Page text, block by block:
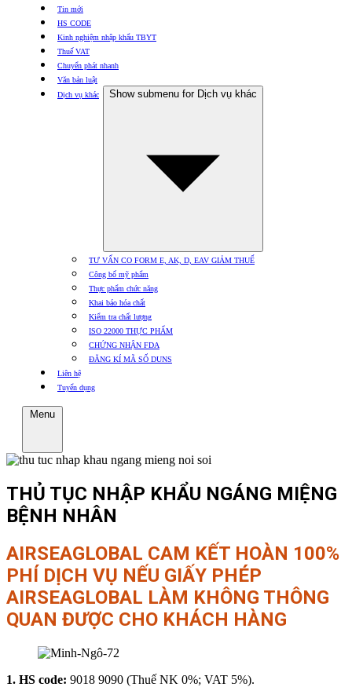
Tin mới
HS CODE
Kinh nghiệm nhập khẩu TBYT
Thuế VAT
Chuyển phát nhanh
Văn bản luật
Dịch vụ khác
Show submenu for Dịch vụ khác
TƯ VẤN CO FORM E, AK, D, EAV GIẢM THUẾ
Công bố mỹ phẩm
Thực phẩm chức năng
Khai báo hóa chất
Kiểm tra chất lượng
ISO 22000 THỰC PHẨM
CHỨNG NHẬN FDA
ĐĂNG KÍ MÃ SỐ DUNS
Liên hệ
Tuyển dụng
Menu
THỦ TỤC NHẬP KHẨU NGÁNG MIỆNG
BỆNH NHÂN
AIRSEAGLOBAL CAM KẾT HOÀN 100%
PHÍ DỊCH VỤ NẾU GIẤY PHÉP
AIRSEAGLOBAL LÀM KHÔNG THÔNG
QUAN ĐƯỢC CHO KHÁCH HÀNG
1. HS code: 9018 9090 (Thuế NK 0%; VAT 5%).